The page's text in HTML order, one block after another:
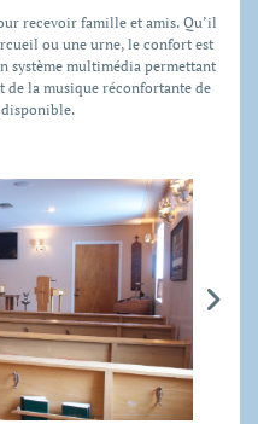
recevoir famille et amis. Qu’il
ou une urne, le confort est
multimédia permettant
de la musique réconfortante de